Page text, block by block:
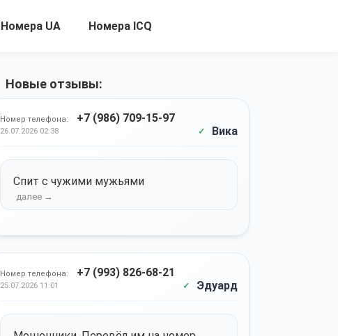
Номера UA Номера ICQ
Новые отзывы:
Номер телефона: +7 (986) 709-15-97
26.07.2026 02:38 Вика
Спит с чужими мужьями
Номер телефона: +7 (993) 826-68-21
25.07.2026 11:01 Эдуард